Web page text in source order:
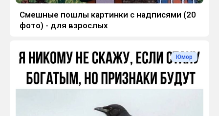
Смешные пошлы картинки с надписями (20
фото) - для взрослых
Юмор